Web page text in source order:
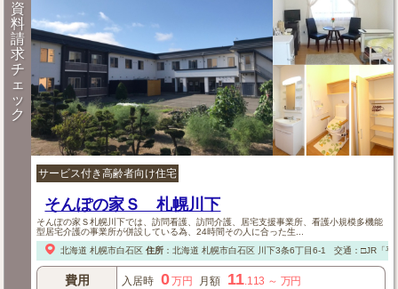
資
料
請
求
チ
ェ
ッ
ク
サービス付き高齢者向け住宅
そんぽの家Ｓ 札幌川下
そんぽの家Ｓ札幌川下では、訪問看護、訪問介護、居宅支援事業所、看護小規模多機能
型居宅介護の事業所が併設している為、24時間その人に合った生...
北海道 札幌市白石区 住所： 北海道 札幌市白石区川下3条6丁目6-1 交通：□JR「平
費用 入居時 0万円 月額 11 .113 ～ 万円